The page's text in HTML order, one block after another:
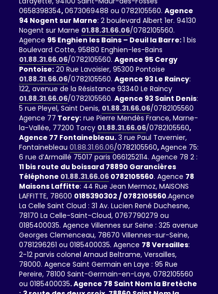
0658398354,0673069488 ou 0782105560. Agence
94 Nogent sur Marne: 2 boulevard Albert 1er. 94130
Nogent sur Marne 01.88.31.66.06/0782105560.
Agence 95 Enghien les Bains – Deuil la Barre:1 bis
Boulevard Cotte, 95880 Enghien-les-Bains
01.88.31.66.06/0782105560. Agence 95 Cergy
Pontoise: 20 Rue Lavoisier, 95300 Pontoise
01.88.31.66.06/0782105560. Agence 93 Le Raincy:
122, avenue de la Résistance 93340 Le Raincy
01.88.31.66.06/0782105560. Agence 93 Saint Denis:
5 rue Pleyel, Saint Denis, 01.88.31.66.06/0782105560
Agence 77 Torcy: rue Pierre Mendès France, Marne-
la-Vallée, 77200 Torcy 01.88.31.66.06/0782105560,
Agence 77 Fontainebleau. 3 rue Paul Tavernier,
Fontainebleau 01.88.31.66.06/0782105560,Agence 75:
6 rue d’Armaillé 75017 paris 0661252114. Agence 78 2 :
11 bis route du boissard 78890 Garancières
Téléphone 01.88.31.66.06 0782105560. Agence 78
Maisons Laffitte: 44 Rue Jean Mermoz, MAISONS
LAFFITTE, 78600 0185390302 / 0782105560.Agence
La Celle Saint Cloud : 31 Av. Lucien René Duchesne,
78170 La Celle-Saint-Cloud, 0767790279 ou
0185400035. Agence Villennes sur Seine : 325 avenue
Georges Clemenceau, 78670 Villennes-sur-Seine,
0781296261 ou 0185400035. Agence 78 Versailles:
2-12 parvis colonel Arnaud Beltrame, Versailles,
78000. Agence Saint Germain en Laye : 95 Rue
Pereire, 78100 Saint-Germain-en-Laye, 0782105560
ou 0185400035. Agence 78 Saint Nom la Bretèche